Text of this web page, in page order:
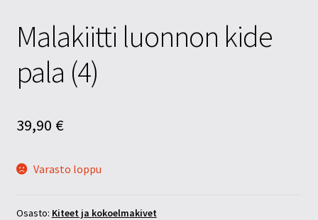
Malakiitti luonnon kide
pala (4)
39,90 €
Varasto loppu
Osasto: Kiteet ja kokoelmakivet